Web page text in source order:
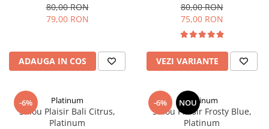
Scrikss
Sailor
Schneider
Seturi Cross Bailey Light
Seturi Cross ATX
Seturi Cross Calais
Seturi Sheaffer
Seturi Icon
Seturi Taramis
80,00 RON
79,00 RON
ADAUGA IN COS
80,00 RON
75,00 RON
VEZI VARIANTE
-6% Platinum
Stilou Plaisir Bali Citrus,
Platinum
-6% NOU
Platinum
Stilou Plaisir Frosty Blue,
Platinum